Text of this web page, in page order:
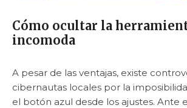
Cómo ocultar la
incomoda
A pesar de las ventajas, existe
cibernautas locales por la
el botón azul desde los ajustes. Ante